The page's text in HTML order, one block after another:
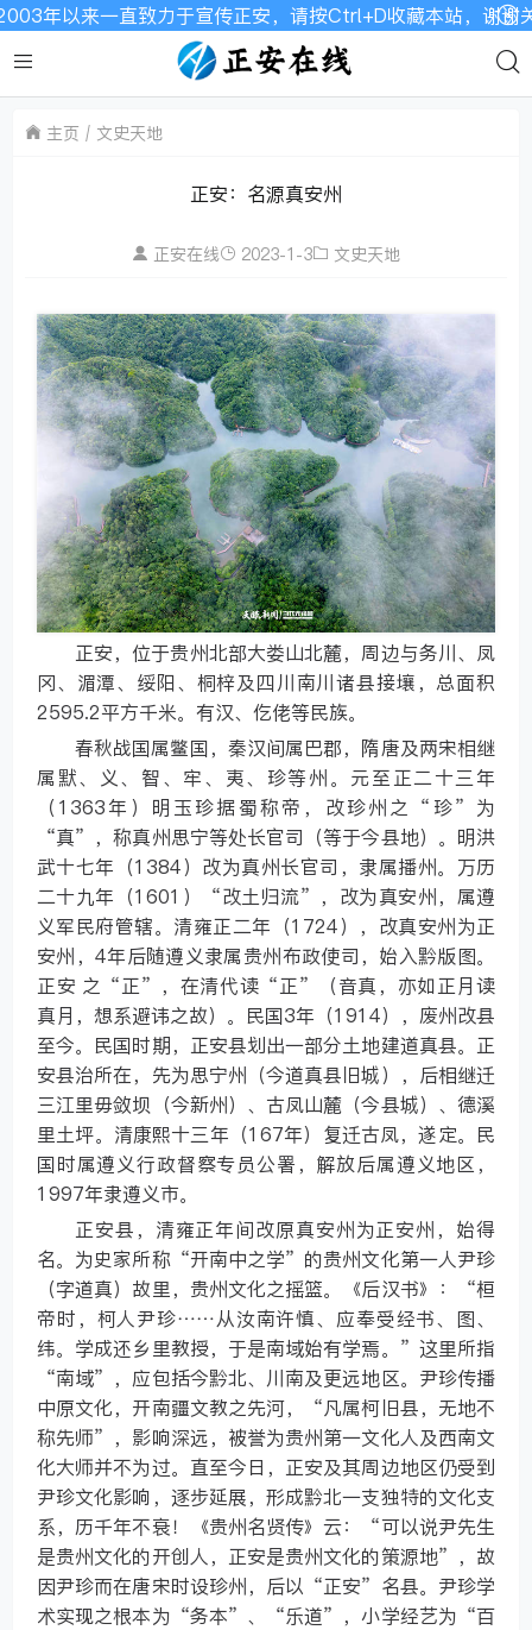
以来一直致力于宣传正安，请按Ctrl+D收藏本站，谢谢关
主页 文史天地
正安：名源真安州
正安在线 2023-1-3 文史天地
正安，位于贵州北部大娄山北麓，周边与务川、凤
冈、湄潭、绥阳、桐梓及四川南川诸县接壤，总面积
2595.2平方千米。有汉、仡佬等民族。
春秋战国属鳖国，秦汉间属巴郡，隋唐及两宋相继
属默、义、智、牢、夷、珍等州。元至正二十三年
（1363年）明玉珍据蜀称帝，改珍州之“珍”为
“真”，称真州思宁等处长官司（等于今县地）。明洪
武十七年（1384）改为真州长官司，隶属播州。万历
二十九年（1601）“改土归流”，改为真安州，属遵
义军民府管辖。清雍正二年（1724），改真安州为正
安州，4年后随遵义隶属贵州布政使司，始入黔版图。
正安 之“正”，在清代读“正”（音真，亦如正月读
真月，想系避讳之故）。民国3年（1914），废州改县
至今。民国时期，正安县划出一部分土地建道真县。正
安县治所在，先为思宁州（今道真县旧城），后相继迁
三江里毋敛坝（今新州）、古凤山麓（今县城）、德溪
里土坪。清康熙十三年（167年）复迁古凤，遂定。民
国时属遵义行政督察专员公署，解放后属遵义地区，
1997年隶遵义市。
正安县，清雍正年间改原真安州为正安州，始得
名。为史家所称“开南中之学”的贵州文化第一人尹珍
（字道真）故里，贵州文化之摇篮。《后汉书》：“桓
帝时，柯人尹珍……从汝南许慎、应奉受经书、图、
纬。学成还乡里教授，于是南域始有学焉。”这里所指
“南域”，应包括今黔北、川南及更远地区。尹珍传播
中原文化，开南疆文教之先河，“凡属柯旧县，无地不
称先师”，影响深远，被誉为贵州第一文化人及西南文
化大师并不为过。直至今日，正安及其周边地区仍受到
尹珍文化影响，逐步延展，形成黔北一支独特的文化支
系，历千年不衰！《贵州名贤传》云：“可以说尹先生
是贵州文化的开创人，正安是贵州文化的策源地”，故
因尹珍而在唐宋时设珍州，后以“正安”名县。尹珍学
术实现之根本为“务本”、“乐道”，小学经艺为“百